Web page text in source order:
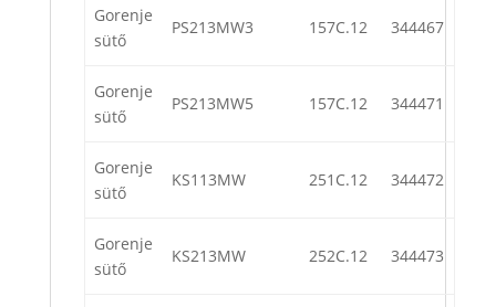
Gorenje
sütő
PS213MW3 157C.12 344467
Gorenje
sütő
PS213MW5 157C.12 344471
Gorenje
sütő
KS113MW 251C.12 344472
Gorenje
sütő
KS213MW 252C.12 344473